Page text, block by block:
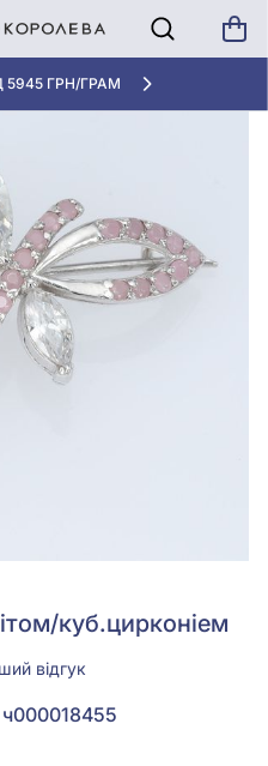
5945 ГРН/ГРАМ
куб.цирконіем
куб.цирконіем
відгук
ч000018455